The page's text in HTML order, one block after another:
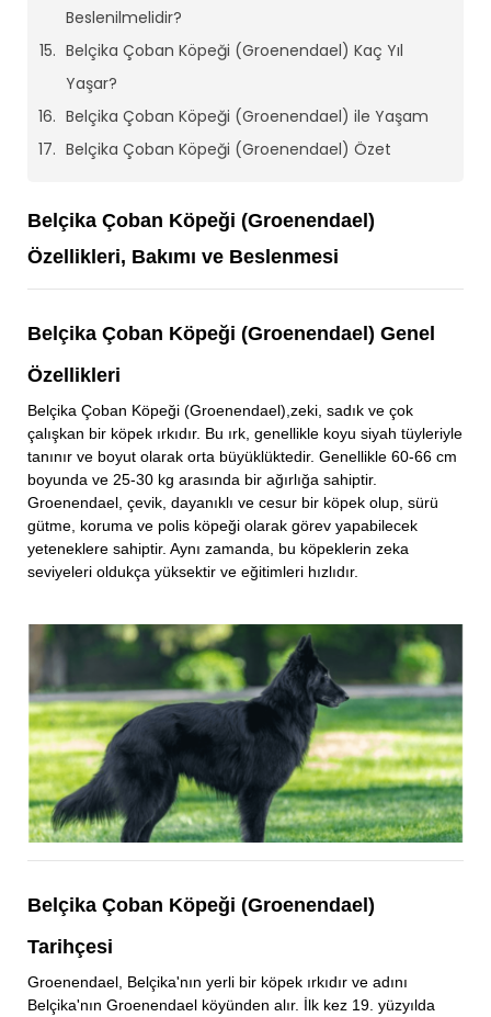
Beslenilmelidir?
Belçika Çoban Köpeği (Groenendael) Kaç Yıl
Yaşar?
Belçika Çoban Köpeği (Groenendael) ile Yaşam
Belçika Çoban Köpeği (Groenendael) Özet
Belçika Çoban Köpeği (Groenendael)
Özellikleri, Bakımı ve Beslenmesi
Belçika Çoban Köpeği (Groenendael) Genel
Özellikleri
Belçika Çoban Köpeği (Groenendael),zeki, sadık ve çok
çalışkan bir köpek ırkıdır. Bu ırk, genellikle koyu siyah tüyleriyle
tanınır ve boyut olarak orta büyüklüktedir. Genellikle 60-66 cm
boyunda ve 25-30 kg arasında bir ağırlığa sahiptir.
Groenendael, çevik, dayanıklı ve cesur bir köpek olup, sürü
gütme, koruma ve polis köpeği olarak görev yapabilecek
yeteneklere sahiptir. Aynı zamanda, bu köpeklerin zeka
seviyeleri oldukça yüksektir ve eğitimleri hızlıdır.
Belçika Çoban Köpeği (Groenendael)
Tarihçesi
Groenendael, Belçika'nın yerli bir köpek ırkıdır ve adını
Belçika'nın Groenendael köyünden alır. İlk kez 19. yüzyılda